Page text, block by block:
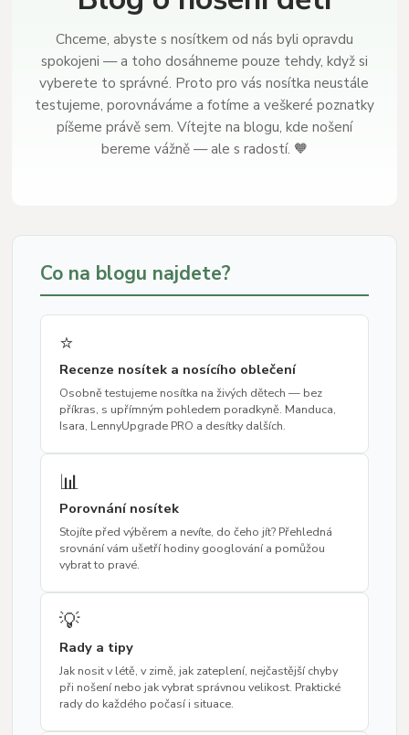
Chceme, abyste s nosítkem od nás byli opravdu
spokojeni — a toho dosáhneme pouze tehdy, když si
vyberete to správné. Proto pro vás nosítka neustále
testujeme, porovnáváme a fotíme a veškeré poznatky
píšeme právě sem. Vítejte na blogu, kde nošení
bereme vážně — ale s radostí. 🧡
Co na blogu najdete?
⭐
Recenze nosítek a nosícího oblečení
Osobně testujeme nosítka na živých dětech — bez
příkras, s upřímným pohledem poradkyně. Manduca,
Isara, LennyUpgrade PRO a desítky dalších.
📊
Porovnání nosítek
Stojíte před výběrem a nevíte, do čeho jít? Přehledná
srovnání vám ušetří hodiny googlování a pomůžou
vybrat to pravé.
💡
Rady a tipy
Jak nosit v létě, v zimě, jak zateplení, nejčastější chyby
při nošení nebo jak vybrat správnou velikost. Praktické
rady do každého počasí i situace.